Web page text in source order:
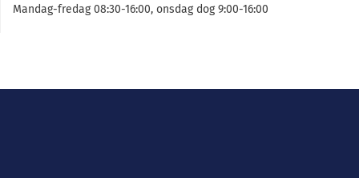
Mandag-fredag 08:30-16:00, onsdag dog 9:00-16:00